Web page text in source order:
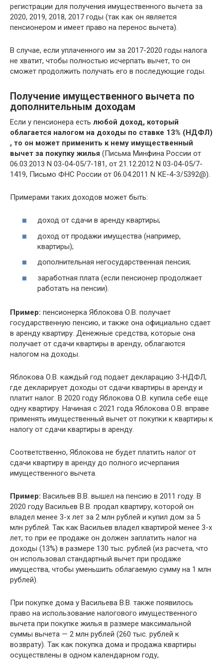
регистрации для получения имущественного вычета за
2020, 2019, 2018, 2017 годы (так как он является
пенсионером и имеет право на перенос вычета).
В случае, если уплаченного им за 2017-2020 годы налога
не хватит, чтобы полностью исчерпать вычет, то он
сможет продолжить получать его в последующие годы.
Получение имущественного вычета по
дополнительным доходам
Если у пенсионера есть любой доход, который
облагается налогом на доходы по ставке 13% (НДФЛ)
, то он может применить к нему имущественный
вычет за покупку жилья (Письма Минфина России от
06.03.2013 N 03-04-05/7-181, от 21.12.2012 N 03-04-05/7-
1419, Письмо ФНС России от 06.04.2011 N КЕ-4-3/5392@).
Примерами таких доходов может быть:
доход от сдачи в аренду квартиры;
доход от продажи имущества (например,
квартиры);
дополнительная негосударственная пенсия;
заработная плата (если пенсионер продолжает
работать на пенсии).
Пример: пенсионерка Яблокова О.В. получает
государственную пенсию, и также она официально сдает
в аренду квартиру. Денежные средства, которые она
получает от сдачи квартиры в аренду, облагаются
налогом на доходы.
Яблокова О.В. каждый год подает декларацию 3-НДФЛ,
где декларирует доходы от сдачи квартиры в аренду и
платит налог. В 2020 году Яблокова О.В. купила себе еще
одну квартиру. Начиная с 2021 года Яблокова О.В. вправе
применять имущественный вычет от покупки к квартиры к
налогу от сдачи квартиры в аренду.
Соответственно, Яблокова не будет платить налог от
сдачи квартиру в аренду до полного исчерпания
имущественного вычета.
Пример: Васильев В.В. вышел на пенсию в 2011 году. В
2020 году Васильев В.В. продал квартиру, которой он
владел менее 3-х лет за 2 млн рублей и купил дом за 5
млн рублей. Так как Васильев владел квартирой менее 3-х
лет, то при ее продаже он должен заплатить налог на
доходы (13%) в размере 130 тыс. рублей (из расчета, что
он использовал стандартный вычет при продаже
имущества, чтобы уменьшить облагаемую сумму на 1 млн
рублей).
При покупке дома у Васильева В.В. также появилось
право на использование налогового имущественного
вычета при покупке жилья в размере максимальной
суммы вычета — 2 млн рублей (260 тыс. рублей к
возврату). Так как покупка дома и продажа квартиры
осуществлены в одном календарном году,